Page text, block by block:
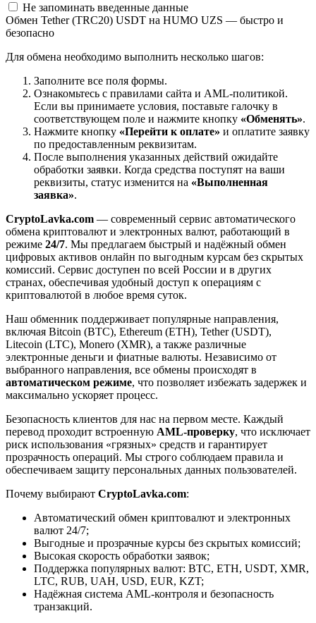
Не запоминать введенные данные
Обмен Tether (TRC20) USDT на HUMO UZS — быстро и
безопасно
Для обмена необходимо выполнить несколько шагов:
Заполните все поля формы.
Ознакомьтесь с правилами сайта и AML-политикой.
Если вы принимаете условия, поставьте галочку в
соответствующем поле и нажмите кнопку «Обменять».
Нажмите кнопку «Перейти к оплате» и оплатите заявку
по предоставленным реквизитам.
После выполнения указанных действий ожидайте
обработки заявки. Когда средства поступят на ваши
реквизиты, статус изменится на «Выполненная
заявка».
CryptoLavka.com — современный сервис автоматического
обмена криптовалют и электронных валют, работающий в
режиме 24/7. Мы предлагаем быстрый и надёжный обмен
цифровых активов онлайн по выгодным курсам без скрытых
комиссий. Сервис доступен по всей России и в других
странах, обеспечивая удобный доступ к операциям с
криптовалютой в любое время суток.
Наш обменник поддерживает популярные направления,
включая Bitcoin (BTC), Ethereum (ETH), Tether (USDT),
Litecoin (LTC), Monero (XMR), а также различные
электронные деньги и фиатные валюты. Независимо от
выбранного направления, все обмены происходят в
автоматическом режиме, что позволяет избежать задержек и
максимально ускоряет процесс.
Безопасность клиентов для нас на первом месте. Каждый
перевод проходит встроенную AML-проверку, что исключает
риск использования «грязных» средств и гарантирует
прозрачность операций. Мы строго соблюдаем правила и
обеспечиваем защиту персональных данных пользователей.
Почему выбирают CryptoLavka.com:
Автоматический обмен криптовалют и электронных
валют 24/7;
Выгодные и прозрачные курсы без скрытых комиссий;
Высокая скорость обработки заявок;
Поддержка популярных валют: BTC, ETH, USDT, XMR,
LTC, RUB, UAH, USD, EUR, KZT;
Надёжная система AML-контроля и безопасность
транзакций.